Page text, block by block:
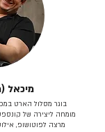
מיכאל
מומחה ליצירה של
מרצה לפוטושופ,